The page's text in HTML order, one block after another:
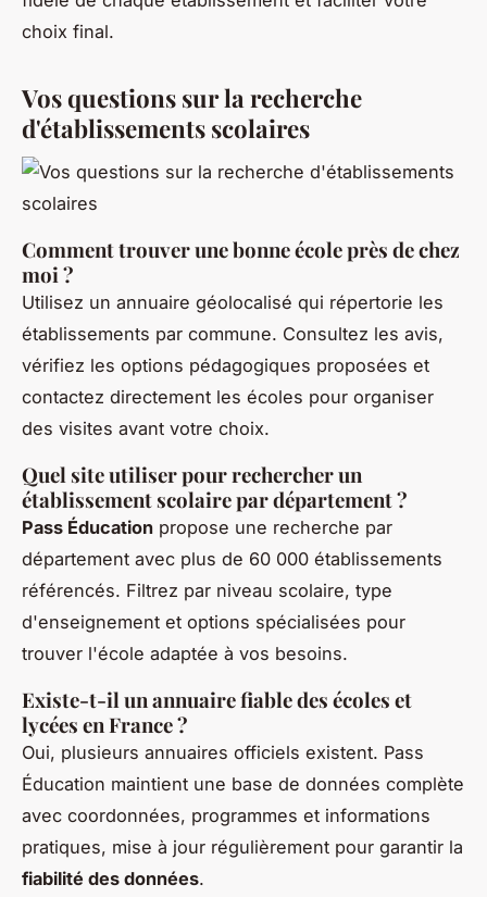
choix final.
Vos questions sur la recherche
d'établissements scolaires
Comment trouver une bonne école près de chez
moi ?
Utilisez un annuaire géolocalisé qui répertorie les
établissements par commune. Consultez les avis,
vérifiez les options pédagogiques proposées et
contactez directement les écoles pour organiser
des visites avant votre choix.
Quel site utiliser pour rechercher un
établissement scolaire par département ?
Pass Éducation propose une recherche par
département avec plus de 60 000 établissements
référencés. Filtrez par niveau scolaire, type
d'enseignement et options spécialisées pour
trouver l'école adaptée à vos besoins.
Existe-t-il un annuaire fiable des écoles et
lycées en France ?
Oui, plusieurs annuaires officiels existent. Pass
Éducation maintient une base de données complète
avec coordonnées, programmes et informations
pratiques, mise à jour régulièrement pour garantir la
fiabilité des données.